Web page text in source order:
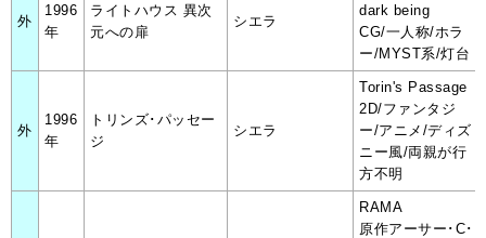
外
1996
年
ライトハウス 異次
元への扉
シエラ
dark being
CG/一人称/ホラ
ー/MYST系/灯台
外
1996
年
トリンズ･パッセー
ジ
シエラ
Torin's Passage
2D/ファンタジ
ー/アニメ/ディズ
ニー風/両親が行
方不明
RAMA
原作アーサー･C･